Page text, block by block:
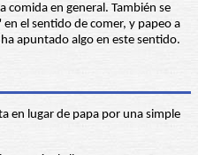
comida en general. También se
el sentido de comer, y papeo a
apuntado algo en este sentido.
en lugar de papa por una simple